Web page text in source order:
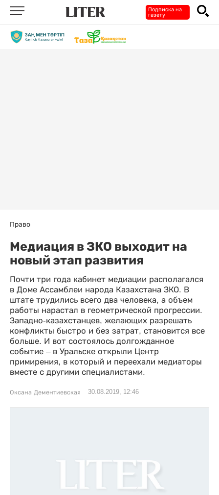
Подписка на
газету
Право
Медиация в ЗКО выходит на
новый этап развития
Почти три года кабинет медиации располагался
в Доме Ассамблеи народа Казахстана ЗКО. В
штате трудились всего два человека, а объем
работы нарастал в геометрической прогрессии.
Западно-казахстанцев, желающих разрешать
конфликты быстро и без затрат, становится все
больше. И вот состоялось долгожданное
событие – в Уральске открыли Центр
примирения, в который и переехали медиаторы
вместе с другими специалистами.
Оксана Дементиевская 30.08.2019, 12:46